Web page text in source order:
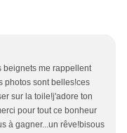
beignets me rappellent
photos sont belles!ces
sur la toile!j'adore ton
pour tout ce bonheur
à gagner...un rêve!bisous